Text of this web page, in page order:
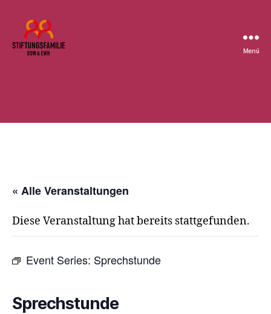
Menü
« Alle Veranstaltungen
Diese Veranstaltung hat bereits stattgefunden.
Event Series: Sprechstunde
Sprechstunde